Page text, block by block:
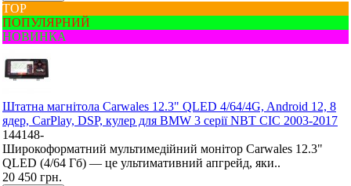
ТОР
ПОПУЛЯРНИЙ
НОВИНКА
Штатна магнітола Carwales 12.3" QLED 4/64/4G, Android 12, 8
ядер, CarPlay, DSP, кулер для BMW 3 серії NBT CIC 2003-2017
144148-
Широкоформатний мультимедійний монітор Carwales 12.3"
QLED (4/64 Гб) — це ультимативний апгрейд, яки..
20 450 грн.